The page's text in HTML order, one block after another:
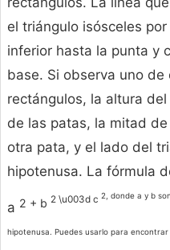
el triángulo isósceles
inferior hasta la punta y
base. Si observa uno de
rectángulos, la altura
de las patas, la mitad
otra pata, y el lado del
hipotenusa. La fórmula
a 2 + b 2 \u003d c 2, donde a y b
hipotenusa. Puedes usarlo para